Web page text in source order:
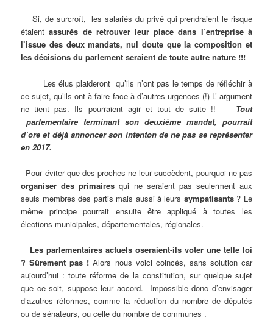
Si, de surcroît, les salariés du privé qui prendraient le risque
étaient assurés de retrouver leur place dans l’entreprise à
l’issue des deux mandats, nul doute que la composition et
les décisions du parlement seraient de toute autre nature !!!
Les élus plaideront qu’ils n’ont pas le temps de réfléchir à
ce sujet, qu’ils ont à faire face à d’autres urgences (!) L’ argument
ne tient pas. Ils pourraient agir et tout de suite !!
Tout
parlementaire terminant son deuxième mandat, pourrait
d’ore et déjà annoncer son intenton de ne pas se représenter
en 2017.
Pour éviter que des proches ne leur succèdent, pourquoi ne pas
organiser des primaires qui ne seraient pas seulerment aux
seuls membres des partis mais aussi à leurs sympatisants? Le
même principe pourrait ensuite être appliqué à toutes les
élections municipales, départementales, régionales.
Les parlementaires actuels oseraient-ils voter une telle loi
? Sûrement pas ! Alors nous voici coincés, sans solution car
aujourd’hui : toute réforme de la constitution, sur quelque sujet
que ce soit, suppose leur accord. Impossible donc d’envisager
d’azutres réformes, comme la réduction du nombre de députés
ou de sénateurs, ou celle du nombre de communes .